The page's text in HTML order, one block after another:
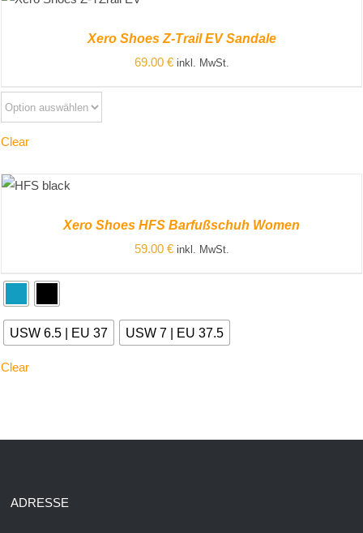
DETAILSXero Shoes Z-Trail EV Sandale
69.00 € inkl. MwSt.
Clear
ZUM
Xero Shoes HFS Barfußschuh Women
59.00 € inkl. MwSt.
USW 6.5 | EU 37 USW 7 | EU 37.5
Clear
ADRESSE